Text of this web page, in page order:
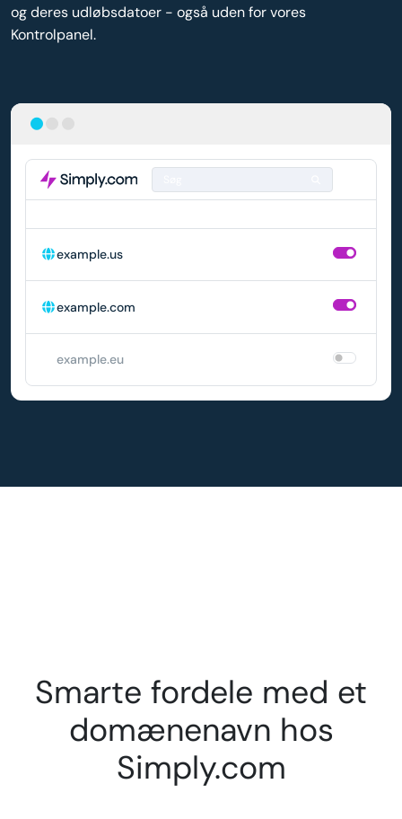
example.us
example.com
example.eu
og deres udløbsdatoer - også uden for vores
Kontrolpanel.
Smarte fordele med et
domænenavn hos
Simply.com